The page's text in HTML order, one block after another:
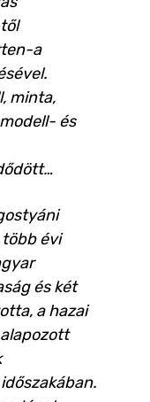
a
minta,
és
több évi
és két
a hazai